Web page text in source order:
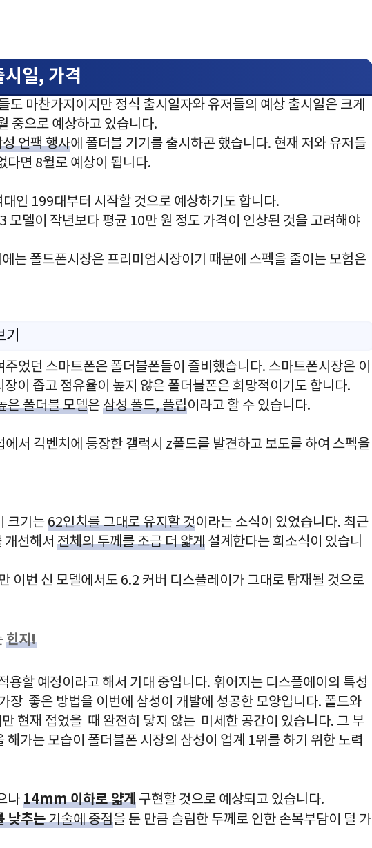
일, 가격
도 마찬가지이지만 정식 출시일자와 유저들의 예상 출시일은 크게
중으로 예상하고 있습니다.
언팩 행사에 폴더블 기기를 출시하곤 했습니다. 현재 저와 유저들
다면 8월로 예상이 됩니다.
인 199대부터 시작할 것으로 예상하기도 합니다.
모델이 작년보다 평균 10만 원 정도 가격이 인상된 것을 고려해야
는 폴드폰시장은 프리미엄시장이기 때문에 스펙을 줄이는 모험은
었던 스마트폰은 폴더블폰들이 즐비했습니다. 스마트폰시장은 이
이 좁고 점유율이 높지 않은 폴더블폰은 희망적이기도 합니다.
은 폴더블 모델은삼성 폴드, 플립이라고 할 수 있습니다.
서 긱벤치에 등장한 갤럭시 z폴드를 발견하고 보도를 하여 스펙을
크기는62인치를 그대로 유지할 것이라는 소식이 있었습니다. 최근
개선해서 전체의 두께를 조금 더 얇게 설계한다는 희소식이 있습니
이번 신 모델에서도 6.2 커버 디스플레이가 그대로 탑재될 것으로
힌지!
용할 예정이라고 해서 기대 중입니다. 휘어지는 디스플에이의 특성
장 좋은 방법을 이번에 삼성이 개발에 성공한 모양입니다. 폴드와
현재 접었을 때 완전히 닿지 않는 미세한 공간이 있습니다. 그 부
해가는 모습이 폴더블폰 시장의 삼성이 업계 1위를 하기 위한 노력
나14mm 이하로 얇게 구현할 것으로 예상되고 있습니다.
낮추는기술에 중점을 둔 만큼 슬림한 두께로 인한 손목부담이 덜 가